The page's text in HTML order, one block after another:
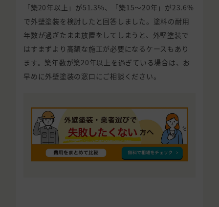
「築20年以上」が51.3%、「築15〜20年」が23.6%
で外壁塗装を検討したと回答しました。塗料の耐用
年数が過ぎたまま放置をしてしまうと、外壁塗装で
はすまずより高額な施工が必要になるケースもあり
ます。築年数が築20年以上を過ぎている場合は、お
早めに外壁塗装の窓口にご相談ください。